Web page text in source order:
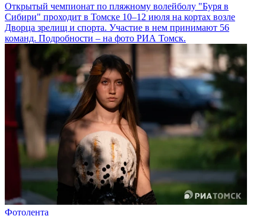
Открытый чемпионат по пляжному волейболу "Буря в
Сибири" проходит в Томске 10–12 июля на кортах возле
Дворца зрелищ и спорта. Участие в нем принимают 56
команд. Подробности – на фото РИА Томск.
Фотолента